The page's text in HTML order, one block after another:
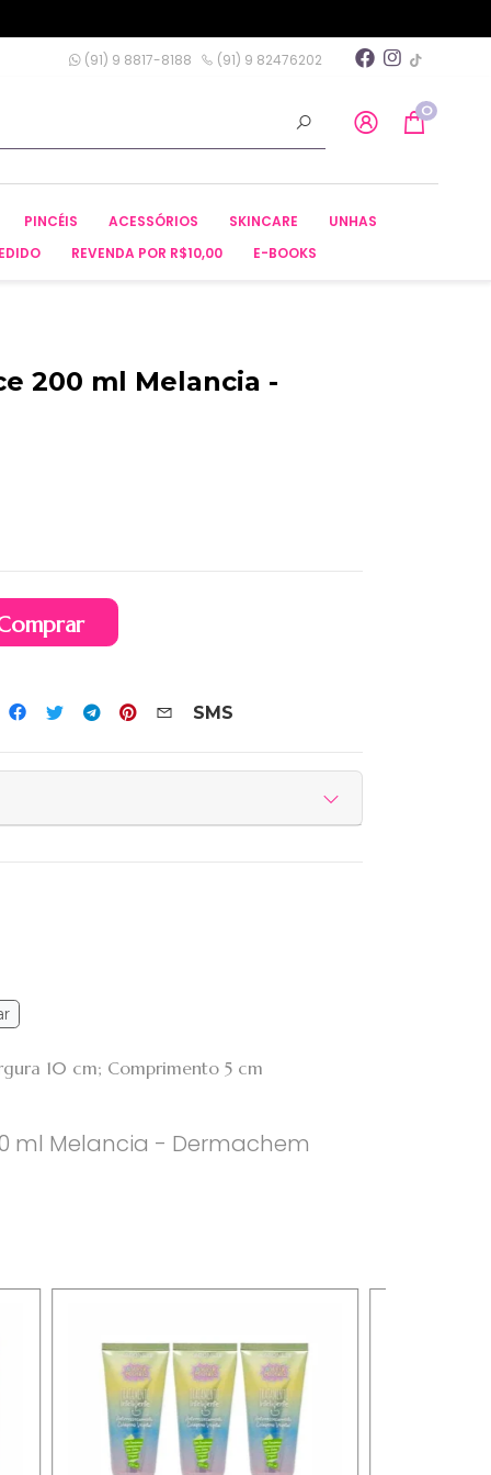
(91) 9 8817-8188 (91) 9 82476202
0
PINCÉIS ACESSÓRIOS SKINCARE
UNHAS
REVENDA POR R$10,00 E-BOOKS
200 ml Melancia -
SMS
10 cm; Comprimento 5 cm
ml Melancia - Dermachem